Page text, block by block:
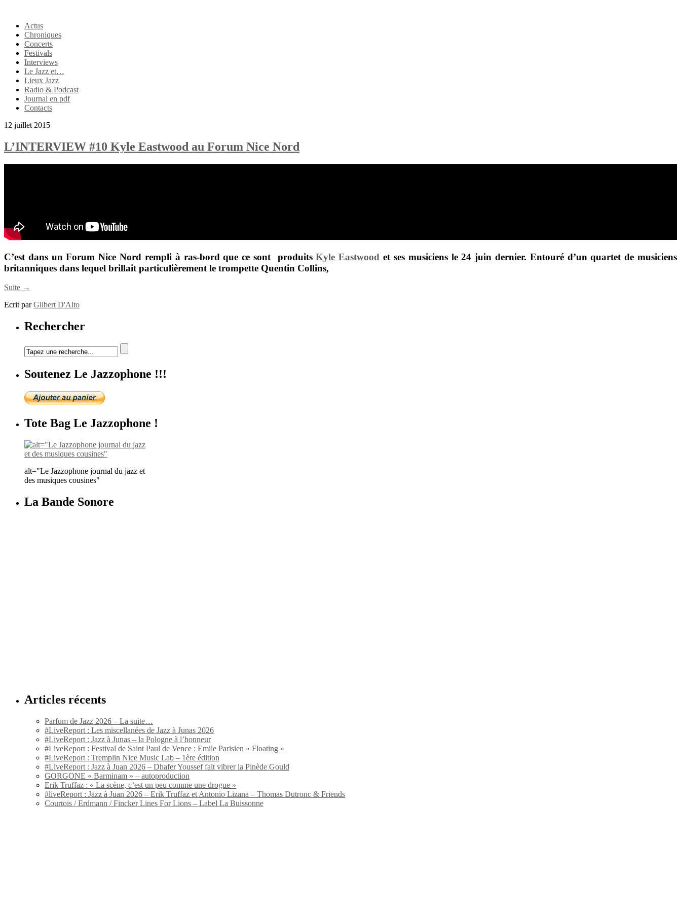
Actus
Chroniques
Concerts
Festivals
Interviews
Le Jazz et…
Lieux Jazz
Radio & Podcast
Journal en pdf
Contacts
12 juillet 2015
L’INTERVIEW #10 Kyle Eastwood au Forum Nice Nord
C’est dans un Forum Nice Nord rempli à ras-bord que ce sont produitsKyle Eastwood et ses musiciens le 24 juin dernier. Entouré d’un quartet de musiciens
britanniques dans lequel brillait particulièrement le trompette Quentin Collins,
Suite →
Ecrit parGilbert D'Alto
Rechercher
Soutenez Le Jazzophone !!!
Tote Bag Le Jazzophone !
alt="Le Jazzophone journal du jazz et
des musiques cousines"
La Bande Sonore
Articles récents
Parfum de Jazz 2026 – La suite…
#LiveReport : Les miscellanées de Jazz à Junas 2026
#LiveReport : Jazz à Junas – la Pologne à l’honneur
#LiveReport : Festival de Saint Paul de Vence : Emile Parisien « Floating »
#LiveReport : Tremplin Nice Music Lab – 1ère édition
#LiveReport : Jazz à Juan 2026 – Dhafer Youssef fait vibrer la Pinède Gould
GORGONE « Barminam » – autoproduction
Erik Truffaz : « La scène, c’est un peu comme une drogue »
#liveReport : Jazz à Juan 2026 – Erik Truffaz et Antonio Lizana – Thomas Dutronc & Friends
Courtois / Erdmann / Fincker Lines For Lions – Label La Buissonne